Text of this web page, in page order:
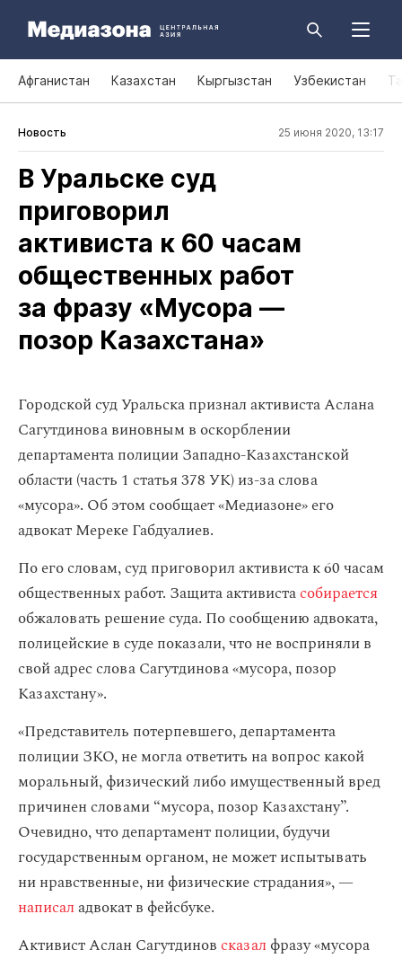
Афганистан Казахстан Кыргызстан Узбекистан
Новость 25 июня 2020, 13:17
В Уральске суд
приговорил
активиста к 60 часам
общественных работ
за фразу «Мусора —
позор Казахстана»
Городской суд Уральска признал активиста Аслана
Сагутдинова виновным в оскорблении
департамента полиции Западно-Казахстанской
области (часть 1 статья 378 УК) из-за слова
«мусора». Об этом сообщает «Медиазоне» его
адвокат Мереке Габдуалиев.
По его словам, суд приговорил активиста к 60 часам
общественных работ. Защита активистасобирается
обжаловать решение суда. По сообщению адвоката,
полицейские в суде показали, что не восприняли в
свой адрес слова Сагутдинова «мусора, позор
Казахстану».
«Представитель потерпевшего, департамента
полиции ЗКО, не могла ответить на вопрос какой
моральный, физический либо имущественный вред
причинен словами “мусора, позор Казахстану”.
Очевидно, что департамент полиции, будучи
государственным органом, не может испытывать
ни нравственные, ни физические страдания», —
написаладвокат в фейсбуке.
Активист Аслан Сагутдиновсказал фразу «мусора